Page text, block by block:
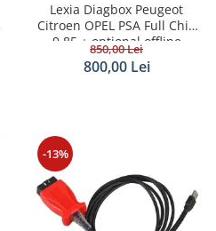
Lexia Diagbox Peugeot
Citroen OPEL PSA Full Chip
9.85 + optional offline
telecoding
850,00 Lei
800,00 Lei
-13%